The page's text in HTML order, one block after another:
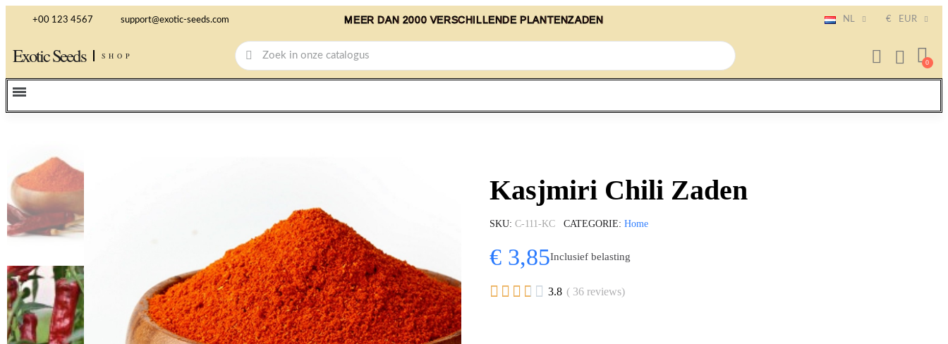
+00 123 4567 support@exotic-seeds.com MEER DAN 2000 VERSCHILLENDE PLANTENZADEN NL € EUR
Exotic Seeds SHOP
Kasjmiri Chili Zaden
SKU C-111-KC CATEGORIE Home
€ 3,85Inclusief belasting
     3.8 ( 36 reviews)